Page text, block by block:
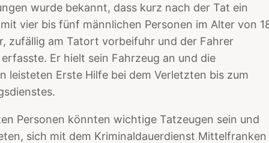
wurde bekannt, dass kurz nach der Tat ein
vier bis fünf männlichen Personen im Alter von
zufällig am Tatort vorbeifuhr und der Fahrer
Er hielt sein Fahrzeug an und die
leisteten Erste Hilfe bei dem Verletzten bis zum
Personen könnten wichtige Tatzeugen sein und
sich mit dem Kriminaldauerdienst Mittelfranken